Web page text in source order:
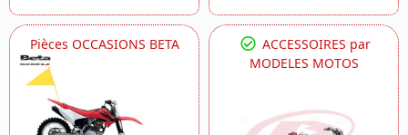
Pièces OCCASIONS BETA
ACCESSOIRES par
MODELES MOTOS